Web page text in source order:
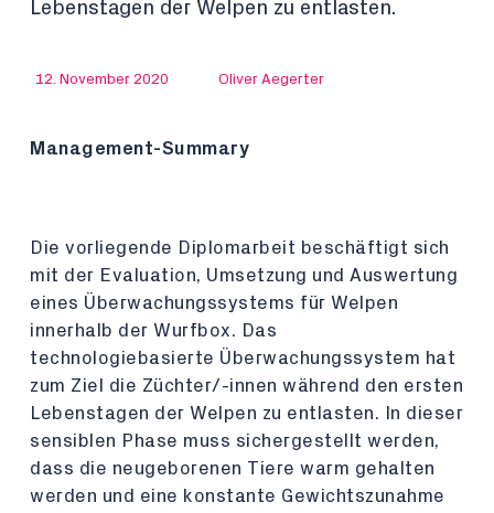
Lebenstagen der Welpen zu entlasten.
12. November 2020 Oliver Aegerter
Management-Summary
Die vorliegende Diplomarbeit beschäftigt sich
mit der Evaluation, Umsetzung und Auswertung
eines Überwachungssystems für Welpen
innerhalb der Wurfbox. Das
technologiebasierte Überwachungssystem hat
zum Ziel die Züchter/-innen während den ersten
Lebenstagen der Welpen zu entlasten. In dieser
sensiblen Phase muss sichergestellt werden,
dass die neugeborenen Tiere warm gehalten
werden und eine konstante Gewichtszunahme